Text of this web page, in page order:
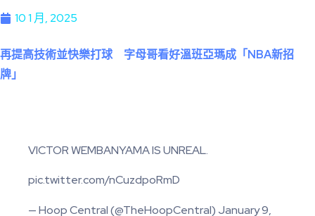
10 1 月, 2025
再提高技術並快樂打球 字母哥看好溫班亞瑪成「NBA新招
牌」
VICTOR WEMBANYAMA IS UNREAL.
pic.twitter.com/nCuzdpoRmD
— Hoop Central (@TheHoopCentral) January 9,